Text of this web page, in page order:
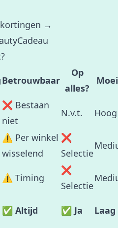
→
Betrouwbaar
Op
alles?
❌ Bestaan
niet
N.v.t. Hoog
⚠️ Per winkel
wisselend
❌
Selectie
⚠️ Timing
❌
Selectie
✅ Altijd ✅ Ja Laag